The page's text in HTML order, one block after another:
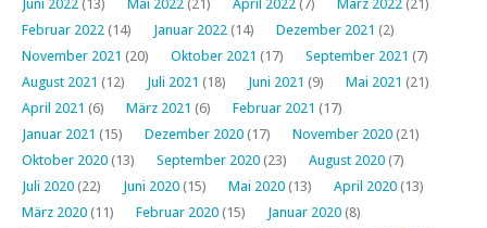
Juni 2022 (13) Mai 2022 (21) April 2022 (7) März 2022 (21)
Februar 2022 (14) Januar 2022 (14) Dezember 2021 (2)
November 2021 (20) Oktober 2021 (17) September 2021 (7)
August 2021 (12) Juli 2021 (18) Juni 2021 (9) Mai 2021 (21)
April 2021 (6) März 2021 (6) Februar 2021 (17)
Januar 2021 (15) Dezember 2020 (17) November 2020 (21)
Oktober 2020 (13) September 2020 (23) August 2020 (7)
Juli 2020 (22) Juni 2020 (15) Mai 2020 (13) April 2020 (13)
März 2020 (11) Februar 2020 (15) Januar 2020 (8)